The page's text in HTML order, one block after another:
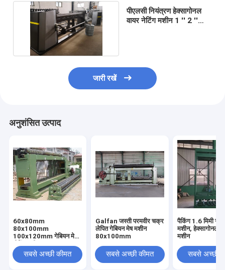
पीएलसी नियंत्रण हेक्सागोनल
वायर नेटिंग मशीन 1 '' 2 ''
जारी रखें
अनुशंसित उत्पाद
60x80mm
80x100mm
100x120mm गेबियन मेश
सबसे अच्छी कीमत
Galfan जस्ती परमवीर चक्र
लेपित गेबियन मेष मशीन
80x100mm
सबसे अच्छी कीमत
पैकिंग 1.6 मिमी
मशीन, हेक्सागोनल
मशीन
सबसे अच्छी